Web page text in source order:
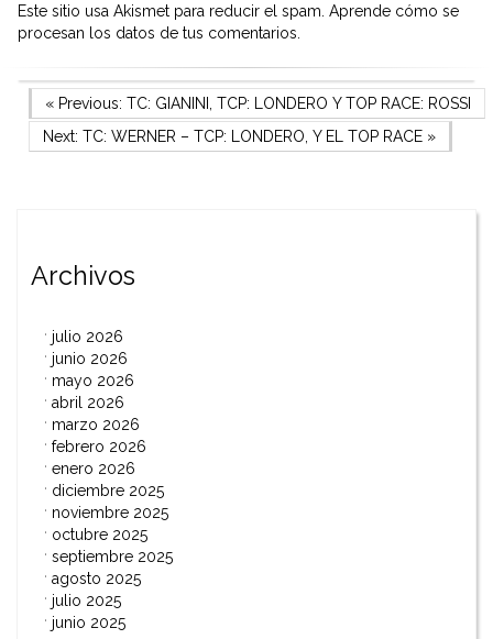
Este sitio usa Akismet para reducir el spam. Aprende cómo se
procesan los datos de tus comentarios.
Navegación
de
Previous Post
« Previous: TC: GIANINI, TCP: LONDERO Y TOP RACE: ROSSI
Next Post
Next: TC: WERNER – TCP: LONDERO, Y EL TOP RACE»
Archivos
julio 2026
junio 2026
mayo 2026
abril 2026
marzo 2026
febrero 2026
enero 2026
diciembre 2025
noviembre 2025
octubre 2025
septiembre 2025
agosto 2025
julio 2025
junio 2025